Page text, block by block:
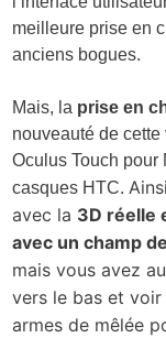
meilleure prise en
anciens bogues.
Mais, la prise en
nouveauté de cette
Oculus Touch pour
casques HTC.
avec la 3D réelle
avec un champ
mais vous avez
vers le bas et
armes de mêlée